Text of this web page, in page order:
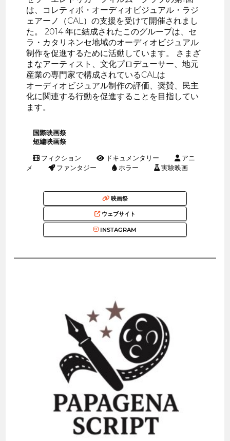
は、コレティボ・オーディオビジュアル・ラジ
ェアーノ（CAL）の支援を受けて開催されまし
た。 2014 年に結成されたこのグループは、セ
ラ・カタリネンセ地域のオーディオビジュアル
制作を促進するために活動しています。 さまざ
まなアーティスト、文化プロデューサー、地元
産業の専門家で構成されているCALは
オーディオビジュアル制作の評価、奨賛、民主
化に関連する行動を促進することを目指してい
ます。
国際映画祭
短編映画祭
フィクション ドキュメンタリー
アニ
メ
ファンタジー ホラー 実験映画
映画祭
ウェブサイト
INSTAGRAM